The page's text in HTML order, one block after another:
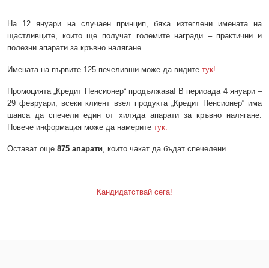
На 12 януари на случаен принцип, бяха изтеглени имената на
щастливците, които ще получат големите награди – практични и
полезни апарати за кръвно налягане.
Имената на първите 125 печеливши може да видите тук!
Промоцията „Кредит Пенсионер“ продължава! В периоада 4 януари –
29 февруари, всеки клиент взел продукта „Кредит Пенсионер“ има
шанса да спечели един от хиляда апарати за кръвно налягане.
Повече информация може да намерите тук.
Остават още 875 апарати, които чакат да бъдат спечелени.
Кандидатствай сега!